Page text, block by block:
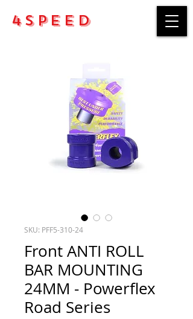
4Speed
SKU: PFF5-310-24
Front ANTI ROLL
BAR MOUNTING
24MM - Powerflex
Road Series